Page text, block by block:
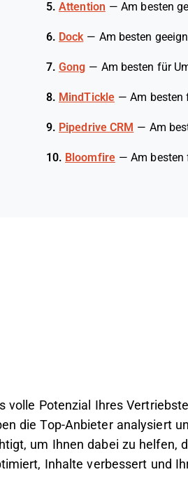
5. Attention —Am besten
6. Dock — Am besten
7. Gong — Am besten für
8. MindTickle —Am besten
9. Pipedrive CRM — Am
10. Bloomfire —Am besten
volle Potenzial Ihres
die Top-Anbieter analysiert
um Ihnen dabei zu helfen,
Inhalte verbessert und